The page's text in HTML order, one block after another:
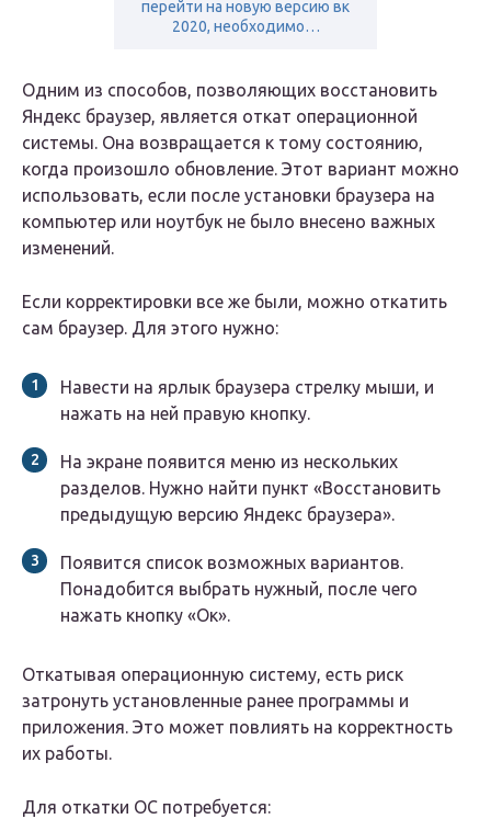
перейти на новую версию вк
2020, необходимо…
Одним из способов, позволяющих восстановить
Яндекс браузер, является откат операционной
системы. Она возвращается к тому состоянию,
когда произошло обновление. Этот вариант можно
использовать, если после установки браузера на
компьютер или ноутбук не было внесено важных
изменений.
Если корректировки все же были, можно откатить
сам браузер. Для этого нужно:
Навести на ярлык браузера стрелку мыши, и
нажать на ней правую кнопку.
На экране появится меню из нескольких
разделов. Нужно найти пункт «Восстановить
предыдущую версию Яндекс браузера».
Появится список возможных вариантов.
Понадобится выбрать нужный, после чего
нажать кнопку «Ок».
Откатывая операционную систему, есть риск
затронуть установленные ранее программы и
приложения. Это может повлиять на корректность
их работы.
Для откатки ОС потребуется: